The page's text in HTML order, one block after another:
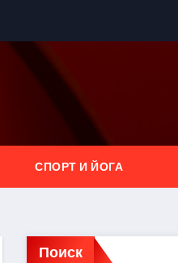
СПОРТ И ЙОГА
Поиск